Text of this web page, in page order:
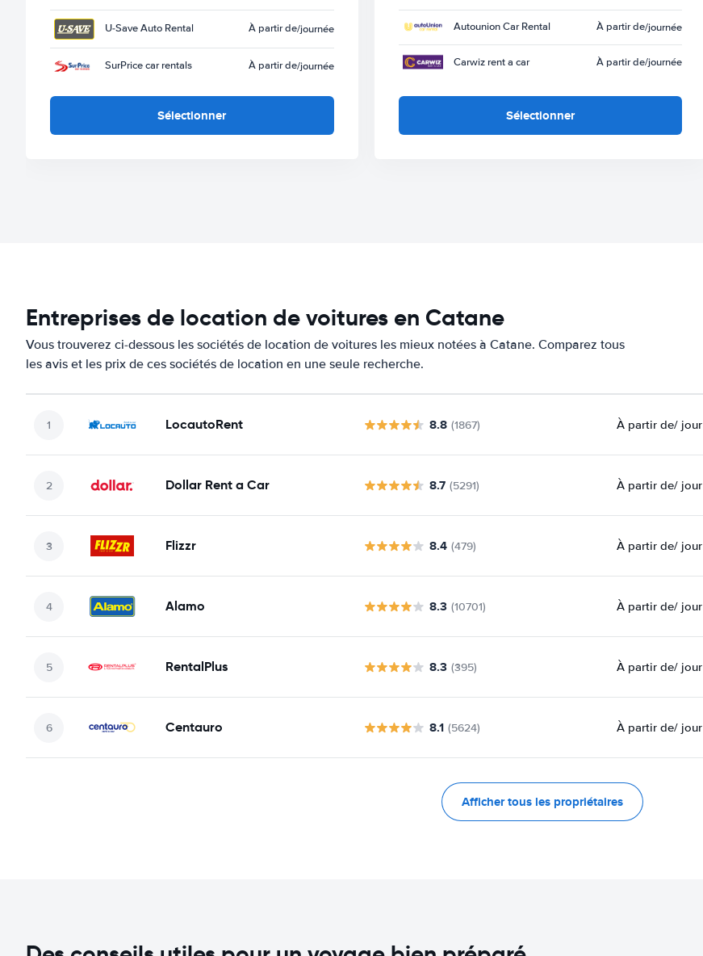
U-Save Auto Rental À partir de/journée
SurPrice car rentals À partir de/journée
Sélectionner
Autounion Car Rental À partir de/journée
Carwiz rent a car À partir de/journée
Sélectionner
Entreprises de location de voitures en Catane
Vous trouverez ci-dessous les sociétés de location de voitures les mieux notées à Catane. Comparez tous
les avis et les prix de ces sociétés de location en une seule recherche.
LocautoRent 8.8 (1867) À partir de/ jour
Dollar Rent a Car 8.7 (5291) À partir de/ jour
Flizzr 8.4 (479) À partir de/ jour
Alamo 8.3 (10701) À partir de/ jour
RentalPlus 8.3 (395) À partir de/ jour
Centauro 8.1 (5624) À partir de/ jour
Afficher tous les propriétaires